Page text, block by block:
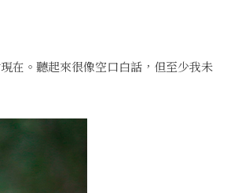
在。聽起來很像空口白話，但至少我未